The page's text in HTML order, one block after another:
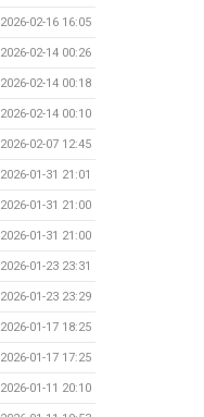
2026-02-16 16:05
2026-02-14 00:26
2026-02-14 00:18
2026-02-14 00:10
2026-02-07 12:45
2026-01-31 21:01
2026-01-31 21:00
2026-01-31 21:00
2026-01-23 23:31
2026-01-23 23:29
2026-01-17 18:25
2026-01-17 17:25
2026-01-11 20:10